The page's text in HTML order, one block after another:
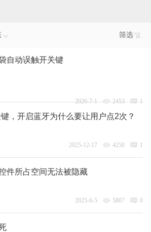
筛选
自动误触开关键
2026-7-1 2453 1
，开启蓝牙为什么要让用户点2次？
2025-12-17 4250 1
件所占空间无法被隐藏
2025-6-5 5807 0